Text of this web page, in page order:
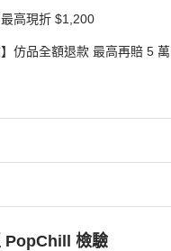
最高現折 $1,200
】仿品全額退款 最高再賠 5 萬
PopChill 檢驗